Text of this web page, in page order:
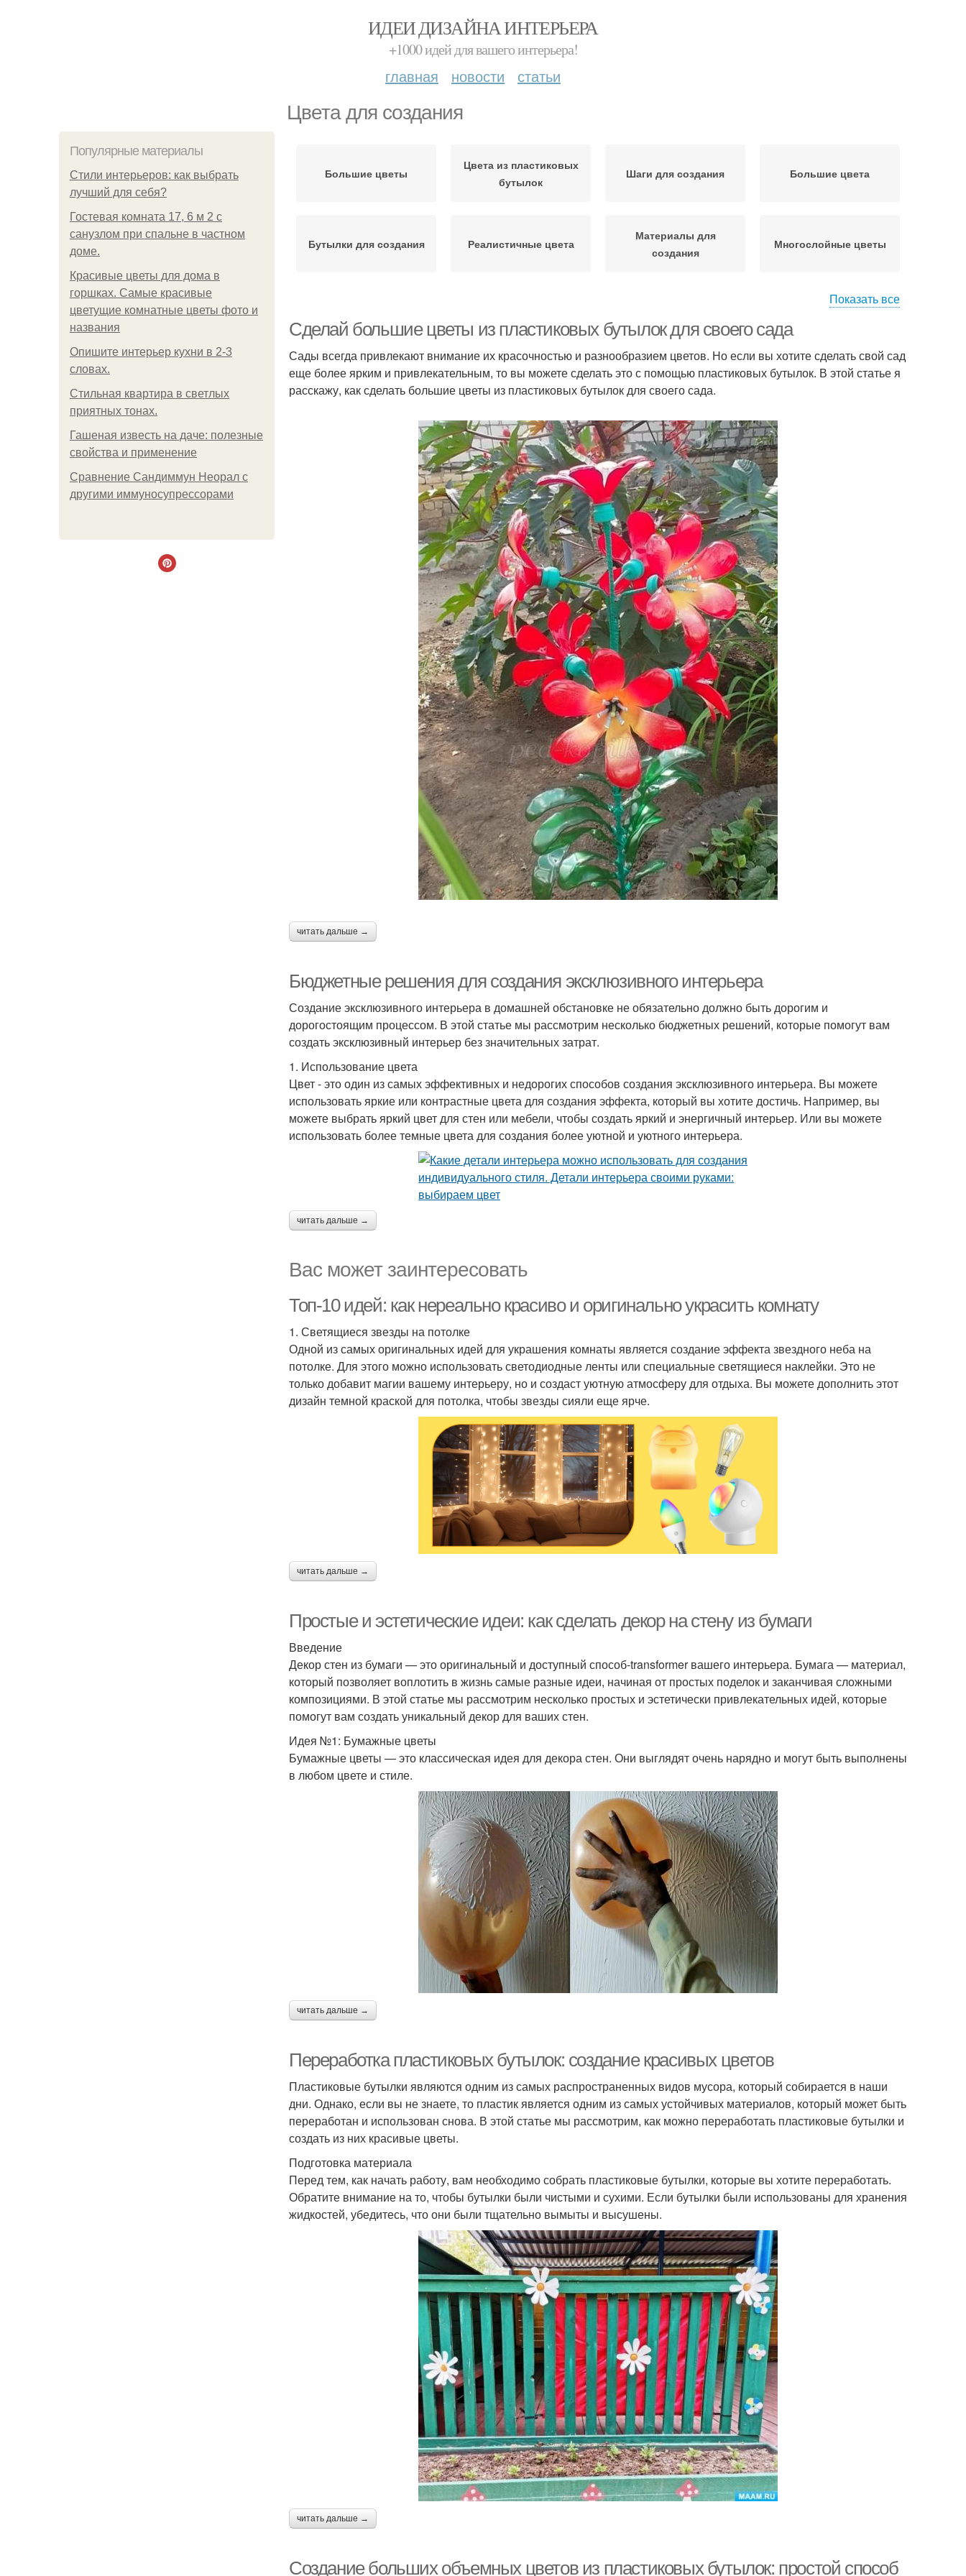
ИДЕИ ДИЗАЙНА ИНТЕРЬЕРА
+1000 идей для вашего интерьера!
главная новости статьи
Цвета для создания
Популярные материалы
Стили интерьеров: как выбрать
лучший для себя?
Гостевая комната 17, 6 м 2 с
санузлом при спальне в частном
доме.
Красивые цветы для дома в
горшках. Самые красивые
цветущие комнатные цветы фото и
названия
Опишите интерьер кухни в 2-3
словах.
Стильная квартира в светлых
приятных тонах.
Гашеная известь на даче: полезные
свойства и применение
Сравнение Сандиммун Неорал с
другими иммуносупрессорами
Большие цветы
Цвета из пластиковых
бутылок
Шаги для создания Большие цвета
Бутылки для создания Реалистичные цвета
Материалы для
создания
Многослойные цветы
Показать все
Сделай большие цветы из пластиковых бутылок для своего сада
Сады всегда привлекают внимание их красочностью и разнообразием цветов. Но если вы хотите сделать свой сад
еще более ярким и привлекательным, то вы можете сделать это с помощью пластиковых бутылок. В этой статье я
расскажу, как сделать большие цветы из пластиковых бутылок для своего сада.
читать дальше →
Бюджетные решения для создания эксклюзивного интерьера
Создание эксклюзивного интерьера в домашней обстановке не обязательно должно быть дорогим и
дорогостоящим процессом. В этой статье мы рассмотрим несколько бюджетных решений, которые помогут вам
создать эксклюзивный интерьер без значительных затрат.
1. Использование цвета
Цвет - это один из самых эффективных и недорогих способов создания эксклюзивного интерьера. Вы можете
использовать яркие или контрастные цвета для создания эффекта, который вы хотите достичь. Например, вы
можете выбрать яркий цвет для стен или мебели, чтобы создать яркий и энергичный интерьер. Или вы можете
использовать более темные цвета для создания более уютной и уютного интерьера.
читать дальше →
Вас может заинтересовать
Топ-10 идей: как нереально красиво и оригинально украсить комнату
1. Светящиеся звезды на потолке
Одной из самых оригинальных идей для украшения комнаты является создание эффекта звездного неба на
потолке. Для этого можно использовать светодиодные ленты или специальные светящиеся наклейки. Это не
только добавит магии вашему интерьеру, но и создаст уютную атмосферу для отдыха. Вы можете дополнить этот
дизайн темной краской для потолка, чтобы звезды сияли еще ярче.
читать дальше →
Простые и эстетические идеи: как сделать декор на стену из бумаги
Введение
Декор стен из бумаги — это оригинальный и доступный способ-transformer вашего интерьера. Бумага — материал,
который позволяет воплотить в жизнь самые разные идеи, начиная от простых поделок и заканчивая сложными
композициями. В этой статье мы рассмотрим несколько простых и эстетически привлекательных идей, которые
помогут вам создать уникальный декор для ваших стен.
Идея №1: Бумажные цветы
Бумажные цветы — это классическая идея для декора стен. Они выглядят очень нарядно и могут быть выполнены
в любом цвете и стиле.
читать дальше →
Переработка пластиковых бутылок: создание красивых цветов
Пластиковые бутылки являются одним из самых распространенных видов мусора, который собирается в наши
дни. Однако, если вы не знаете, то пластик является одним из самых устойчивых материалов, который может быть
переработан и использован снова. В этой статье мы рассмотрим, как можно переработать пластиковые бутылки и
создать из них красивые цветы.
Подготовка материала
Перед тем, как начать работу, вам необходимо собрать пластиковые бутылки, которые вы хотите переработать.
Обратите внимание на то, чтобы бутылки были чистыми и сухими. Если бутылки были использованы для хранения
жидкостей, убедитесь, что они были тщательно вымыты и высушены.
читать дальше →
Создание больших объемных цветов из пластиковых бутылок: простой способ